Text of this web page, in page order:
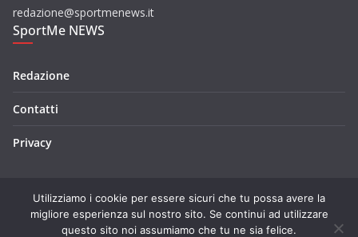
redazione@sportmenews.it
SportMe NEWS
Redazione
Contatti
Privacy
Copyright © 2026SportMe NEWS. Tutti i diritti riservati.
Utilizziamo i cookie per essere sicuri che tu possa avere la
migliore esperienza sul nostro sito. Se continui ad utilizzare
questo sito noi assumiamo che tu ne sia felice.